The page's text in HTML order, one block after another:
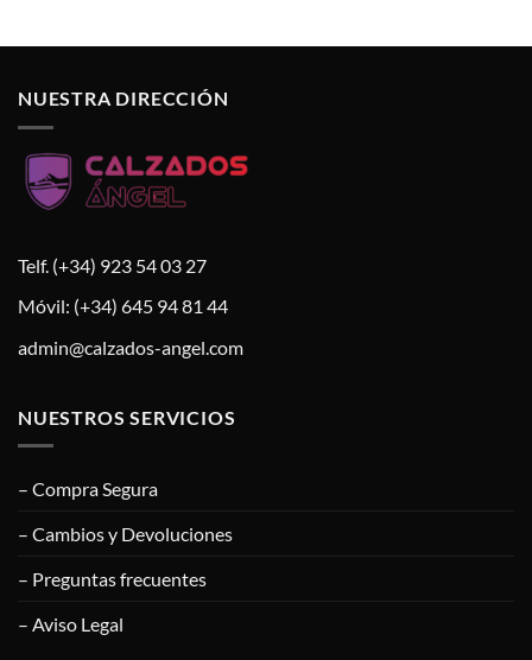
NUESTRA DIRECCIÓN
Telf. (+34) 923 54 03 27
Móvil: (+34) 645 94 81 44
admin@calzados-angel.com
NUESTROS SERVICIOS
– Compra Segura
– Cambios y Devoluciones
– Preguntas frecuentes
– Aviso Legal